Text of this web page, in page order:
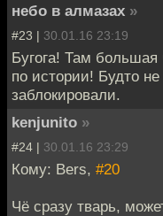
небо в алмазах »
#23 | 30.01.16 23:19
Бугога! Там большая
по истории! Будто
заблокировали.
kenjunito »
#24 | 30.01.16 23:29
Кому: Bers, #20
Чё сразу тварь,